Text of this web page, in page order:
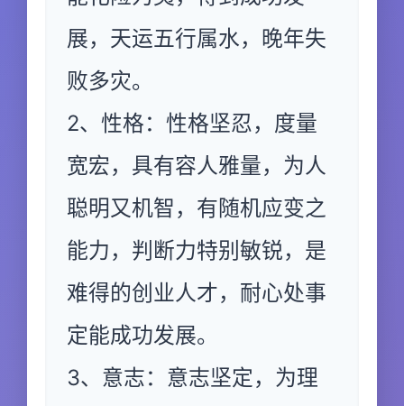
展，天运五行属水，晚年失
败多灾。
2、性格：性格坚忍，度量
宽宏，具有容人雅量，为人
聪明又机智，有随机应变之
能力，判断力特别敏锐，是
难得的创业人才，耐心处事
定能成功发展。
3、意志：意志坚定，为理